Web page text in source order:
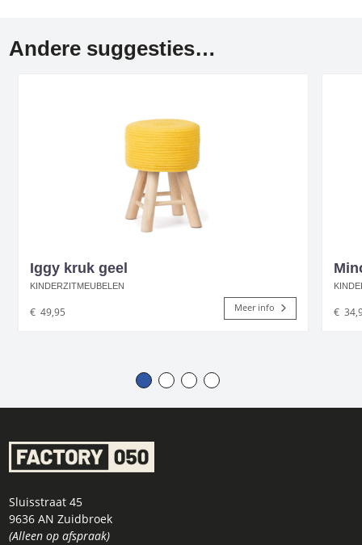
Andere suggesties…
Iggy kruk geel
KINDERZITMEUBELEN
€ 49,95 Meer info €
Sluisstraat 45
9636 AN Zuidbroek
(Alleen op afspraak)